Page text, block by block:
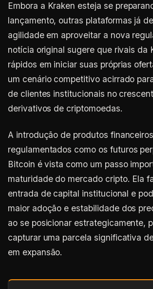
Embora a Kraken esteja se
lançamento, outras plataformas já
agilidade em aproveitar a nova
notícia original sugere que rivais da
rápidos em iniciar suas próprias
um cenário competitivo acirrado
de clientes institucionais no
derivativos de criptomoedas.
A introdução de produtos financeiros
regulamentados como os futuros
Bitcoin é vista como um passo
maturidade do mercado cripto. Ela
entrada de capital institucional e
maior adoção e estabilidade dos
ao se posicionar estrategicamente,
capturar uma parcela significativa
em expansão.